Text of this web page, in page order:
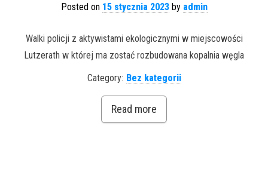
Posted on 15 stycznia 2023by admin
Walki policji z aktywistami ekologicznymi w miejscowości
Lutzerath w której ma zostać rozbudowana kopalnia węgla
Category: Bez kategorii
Read more